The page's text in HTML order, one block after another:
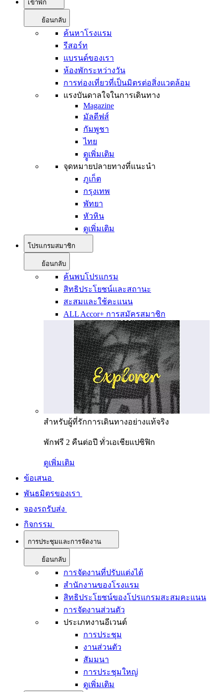
เข้าพัก
ย้อนกลับ
ค้นหาโรงแรม
รีสอร์ท
แบรนด์ของเรา
ห้องพักระหว่างวัน
การท่องเที่ยวที่เป็นมิตรต่อสิ่งแวดล้อม
แรงบันดาลใจในการเดินทาง
Magazine
มัลดีฟส์
กัมพูชา
ไทย
ดููเพิ่มเติม
จุดหมายปลายทางที่แนะนำ
ภูเก็ต
กรุงเทพ
พัทยา
หัวหิน
ดูเพิ่มเติม
โปรแกรมสมาชิก
ย้อนกลับ
ค้นพบโปรแกรม
สิทธิประโยชน์และสถานะ
สะสมและใช้คะแนน
ALL Accor+ การสมัครสมาชิก
สำหรับผู้ที่รักการเดินทางอย่างแท้จริง
พักฟรี 2 คืนต่อปี ทั่วเอเชียแปซิฟิก
ดูเพิ่มเติม
ข้อเสนอ
พันธมิตรของเรา
จองรถรับส่ง
กิจกรรม
การประชุมและการจัดงาน
ย้อนกลับ
การจัดงานที่ปรับแต่งได้
สำนักงานของโรงแรม
สิทธิประโยชน์ของโปรแกรมสะสมคะแนน
การจัดงานส่วนตัว
ประเภทงานอีเวนต์
การประชุม
งานส่วนตัว
สัมมนา
การประชุมใหญ่
ดูเพิ่มเติม